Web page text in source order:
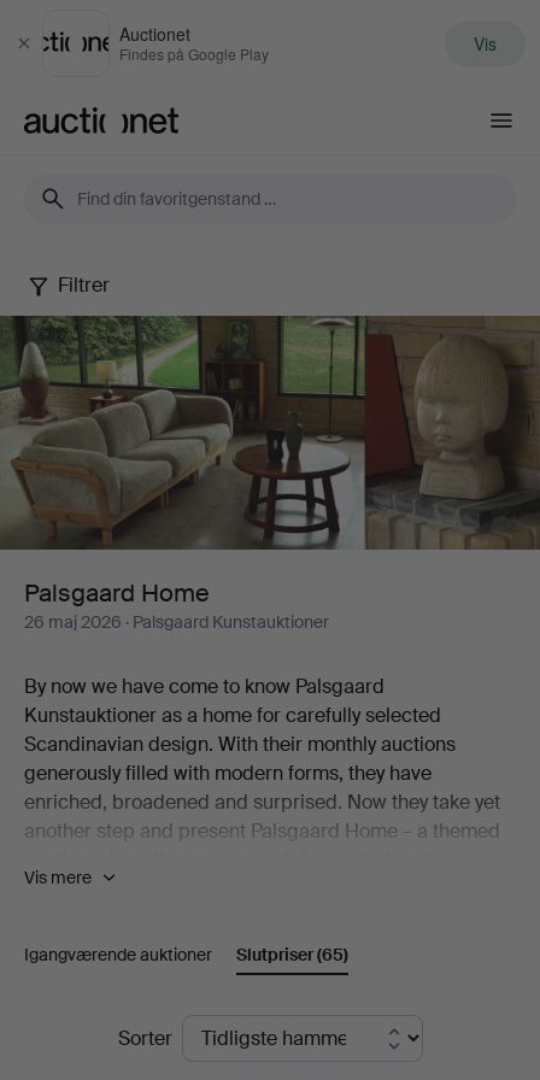
Luk
Auctionet
Findes på Google Play Vis
Palsgaard
Home
Filtrer
Palsgaard Home
26 maj 2026 · Palsgaard Kunstauktioner
By now we have come to know Palsgaard
Kunstauktioner as a home for carefully selected
Scandinavian design. With their monthly auctions
generously filled with modern forms, they have
enriched, broadened and surprised. Now they take yet
another step and present Palsgaard Home – a themed
decorated home created exclusively with items from the
"We imagine a Palsgaard Home as a space styled in the
of undeniable quality and objects with character. A
home that feels collected rather than decorated."
Vis mere
Igangværende auktioner Slutpriser(65)
SlutpriserSorter